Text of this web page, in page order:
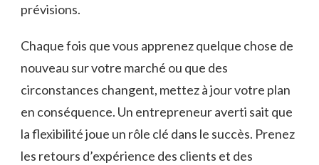
prévisions.
Chaque fois que vous apprenez quelque chose de
nouveau sur votre marché ou que des
circonstances changent, mettez à jour votre plan
en conséquence. Un entrepreneur averti sait que
la flexibilité joue un rôle clé dans le succès. Prenez
les retours d’expérience des clients et des